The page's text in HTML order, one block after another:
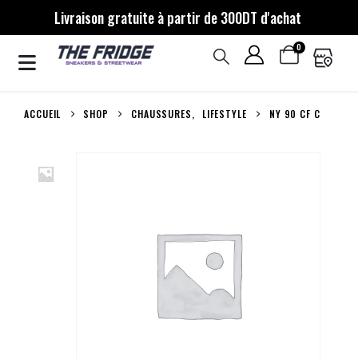
Livraison gratuite à partir de 300DT d'achat
0
ACCUEIL SHOP CHAUSSURES, LIFESTYLE NY 90 CF C